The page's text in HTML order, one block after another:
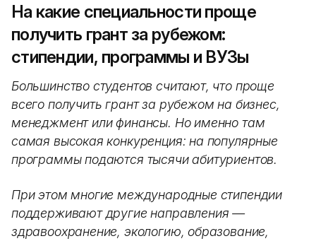
На какие специальности проще
получить грант за рубежом:
стипендии, программы и ВУЗы
Большинство студентов считают, что проще
всего получить грант за рубежом на бизнес,
менеджмент или финансы. Но именно там
самая высокая конкуренция: на популярные
программы подаются тысячи абитуриентов.
При этом многие международные стипендии
поддерживают другие направления —
здравоохранение, экологию, образование,